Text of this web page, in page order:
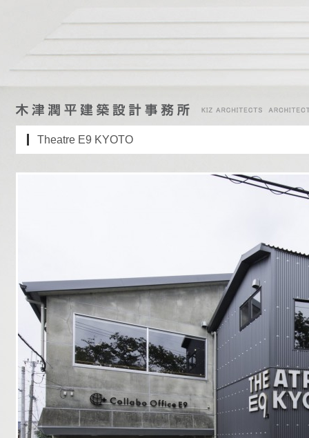
Theatre E9 KYOTO